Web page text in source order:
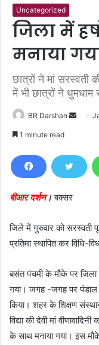
Uncategorized
जिला में
मनाया
छात्रों ने मां सरस्वती
में भी छात्रों ने धुमधाम
BR Darshan
d
a
i
1 minute read
बीआर दर्शन।बक्सर
जिले में गुरुवार को सरस्वती
प्रतिमा स्थापित कर विधि-
बसंत पंचमी के मौके पर
गया। जगह -जगह पर पंडाल
किया। शहर के शिक्षण
विद्या की देवी मां
के साथ मनाया गया। इस